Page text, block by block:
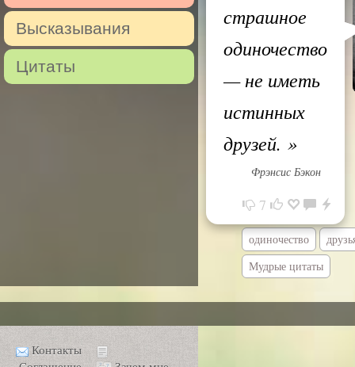
Высказывания
Цитаты
страшное
одиночество
— не иметь
истинных
друзей. »
Фрэнсис Бэкон
7
одиночество
Мудрые цитаты
Контакты